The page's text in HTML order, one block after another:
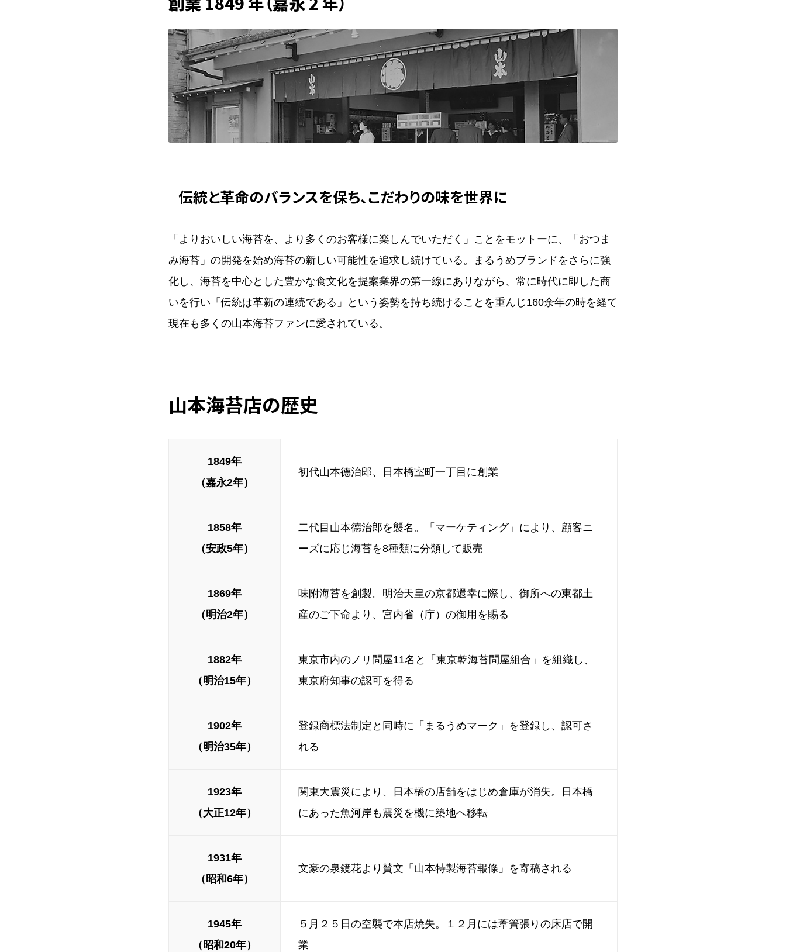
伝統と革命のバランスを保ち、こだわりの味を世界に
「よりおいしい海苔を、より多くのお客様に楽しんでいただく」ことをモットーに、「おつま
み海苔」の開発を始め海苔の新しい可能性を追求し続けている。まるうめブランドをさらに強
化し、海苔を中心とした豊かな食文化を提案業界の第一線にありながら、常に時代に即した商
いを行い「伝統は革新の連続である」という姿勢を持ち続けることを重んじ160余年の時を経て
現在も多くの山本海苔ファンに愛されている。
山本海苔店の歴史
1849年
（嘉永2年）
初代山本德治郎、日本橋室町一丁目に創業
1858年
（安政5年）
二代目山本德治郎を襲名。「マーケティング」により、顧客ニ
ーズに応じ海苔を8種類に分類して販売
1869年
（明治2年）
味附海苔を創製。明治天皇の京都還幸に際し、御所への東都土
産のご下命より、宮内省（庁）の御用を賜る
1882年
（明治15年）
東京市内のノリ問屋11名と「東京乾海苔問屋組合」を組織し、
東京府知事の認可を得る
1902年
（明治35年）
登録商標法制定と同時に「まるうめマーク」を登録し、認可さ
れる
1923年
（大正12年）
関東大震災により、日本橋の店舗をはじめ倉庫が消失。日本橋
にあった魚河岸も震災を機に築地へ移転
1931年
（昭和6年）
文豪の泉鏡花より賛文「山本特製海苔報條」を寄稿される
1945年
（昭和20年）
５月２５日の空襲で本店焼失。１２月には葦簀張りの床店で開
業